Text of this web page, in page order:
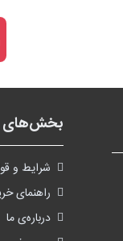
بخش‌های
شرايط و
راهنمای
درباره‌ی ما